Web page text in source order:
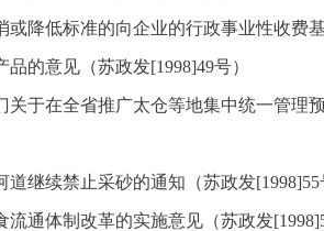
或降低标准的向企业的行政事业性收费
的意见（苏政发[1998]49号）
关于在全省推广太仓等地集中统一管理
道继续禁止采砂的通知（苏政发[1998]55
流通体制改革的实施意见（苏政发